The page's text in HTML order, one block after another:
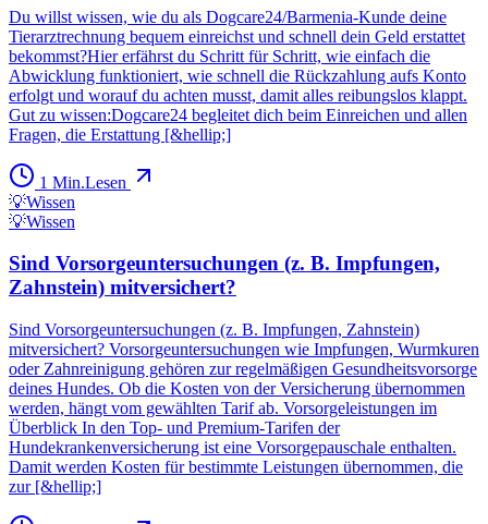
Du willst wissen, wie du als Dogcare24/Barmenia-Kunde deine
Tierarztrechnung bequem einreichst und schnell dein Geld erstattet
bekommst?Hier erfährst du Schritt für Schritt, wie einfach die
Abwicklung funktioniert, wie schnell die Rückzahlung aufs Konto
erfolgt und worauf du achten musst, damit alles reibungslos klappt.
Gut zu wissen:Dogcare24 begleitet dich beim Einreichen und allen
Fragen, die Erstattung [&hellip;]
1 Min.Lesen
💡Wissen
💡Wissen
Sind Vorsorgeuntersuchungen (z. B. Impfungen,
Zahnstein) mitversichert?
Sind Vorsorgeuntersuchungen (z. B. Impfungen, Zahnstein)
mitversichert? Vorsorgeuntersuchungen wie Impfungen, Wurmkuren
oder Zahnreinigung gehören zur regelmäßigen Gesundheitsvorsorge
deines Hundes. Ob die Kosten von der Versicherung übernommen
werden, hängt vom gewählten Tarif ab. Vorsorgeleistungen im
Überblick In den Top- und Premium-Tarifen der
Hundekrankenversicherung ist eine Vorsorgepauschale enthalten.
Damit werden Kosten für bestimmte Leistungen übernommen, die
zur [&hellip;]